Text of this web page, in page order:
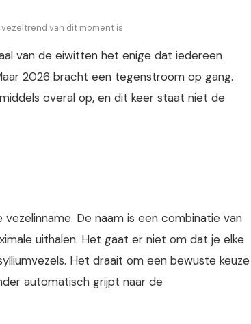
van dit moment is
van de eiwitten het enige dat iedereen
2026 bracht een tegenstroom op gang.
overal op, en dit keer staat niet de
De naam is een combinatie van
uithalen. Het gaat er niet om dat je elke
Het draait om een bewuste keuze
automatisch grijpt naar de